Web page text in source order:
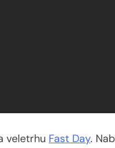
veletrhu Fast Day.